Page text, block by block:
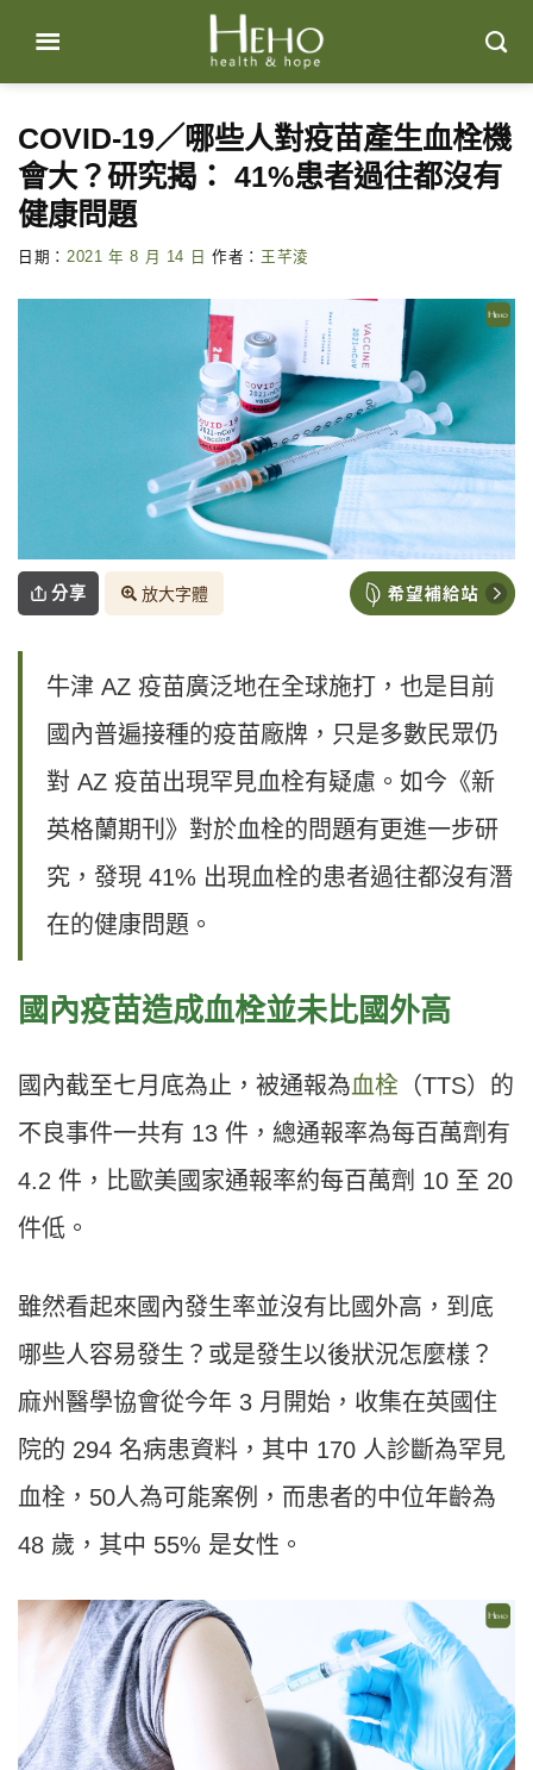
content
COVID-19／哪些人對疫苗產生血栓機
會大？研究揭： 41%患者過往都沒有
健康問題
日期： 2021 年 8 月 14 日 作者： 王芊淩
分享 放大字體
牛津 AZ 疫苗廣泛地在全球施打，也是目前
國內普遍接種的疫苗廠牌，只是多數民眾仍
對 AZ 疫苗出現罕見血栓有疑慮。如今《新
英格蘭期刊》對於血栓的問題有更進一步研
究，發現 41% 出現血栓的患者過往都沒有潛
在的健康問題。
國內疫苗造成血栓並未比國外高
國內截至七月底為止，被通報為血栓 （TTS）的
不良事件一共有 13 件，總通報率為每百萬劑有
4.2 件，比歐美國家通報率約每百萬劑 10 至 20
件低。
雖然看起來國內發生率並沒有比國外高，到底
哪些人容易發生？或是發生以後狀況怎麼樣？
麻州醫學協會從今年 3 月開始，收集在英國住
院的 294 名病患資料，其中 170 人診斷為罕見
血栓，50人為可能案例，而患者的中位年齡為
48 歲，其中 55% 是女性。